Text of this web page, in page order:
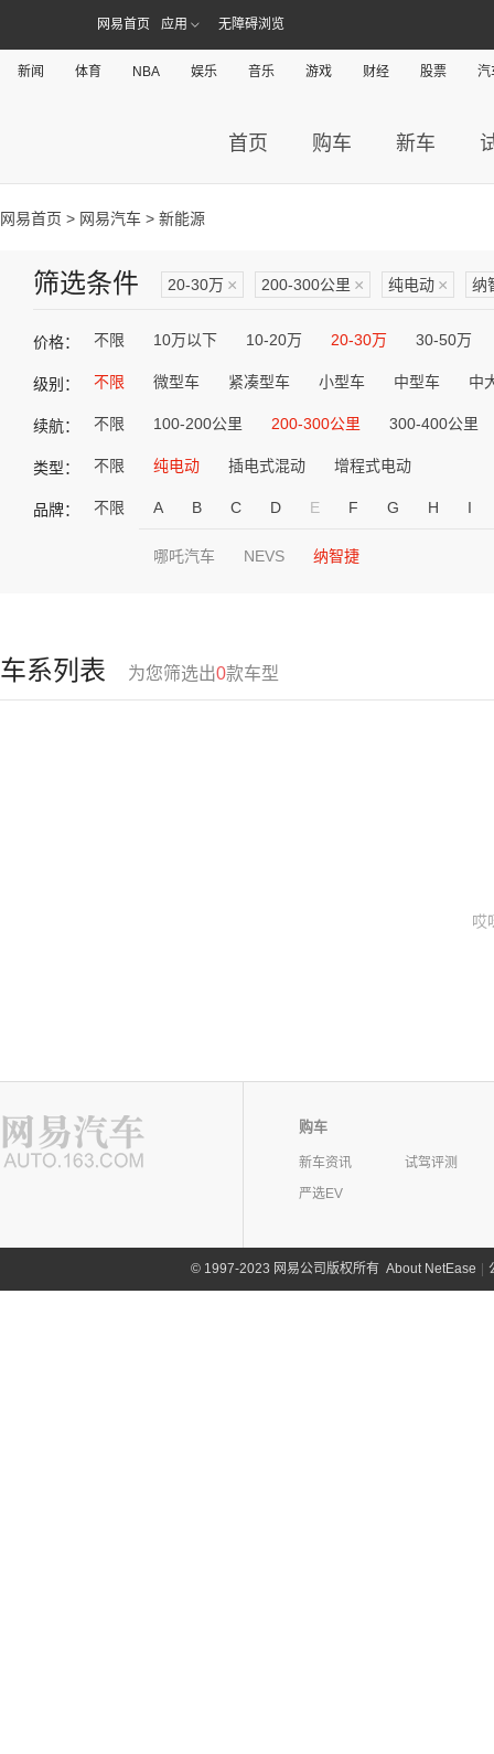
网易首页 应用 无障碍浏览
新闻 体育 NBA 娱乐 音乐 游戏 财经 股票 汽
首页 购车 新车
网易首页 > 网易汽车 > 新能源
筛选条件 20-30万 × 200-300公里 × 纯电动 × 纳
价格： 不限 10万以下 10-20万 20-30万 30-50万
级别： 不限 微型车 紧凑型车 小型车 中型车 中
续航： 不限 100-200公里 200-300公里 300-400公里
类型： 不限 纯电动 插电式混动 增程式电动
品牌： 不限 A B C D E F G H I
哪吒汽车 NEVS 纳智捷
车系列表 为您筛选出0款车型
哎
购车
新车资讯
试驾评测
严选EV
©1997-2023 网易公司版权所有 About NetEase